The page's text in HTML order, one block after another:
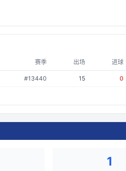
赛季 出场 进球
#13440 15 0
1